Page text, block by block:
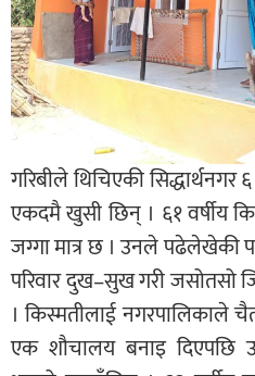
गरिबीले थिचिएकी
एकदमै खुसी छिन् । ६१ वर्षीय
जग्गा मात्र छ । उनले
परिवार दुख–सुख गरी जसोतसो
। किस्मतीलाई नगरपालिकाले
एक शौचालय बनाइ दिएपछि